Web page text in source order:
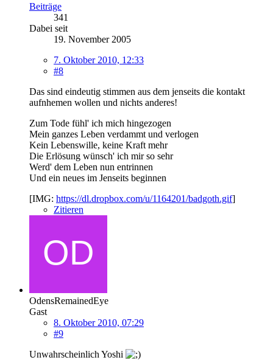
Beiträge
341
Dabei seit
19. November 2005
7. Oktober 2010, 12:33
#8
Das sind eindeutig stimmen aus dem jenseits die kontakt
aufnhemen wollen und nichts anderes!
Zum Tode fühl' ich mich hingezogen
Mein ganzes Leben verdammt und verlogen
Kein Lebenswille, keine Kraft mehr
Die Erlösung wünsch' ich mir so sehr
Werd' dem Leben nun entrinnen
Und ein neues im Jenseits beginnen
[IMG: https://dl.dropbox.com/u/1164201/badgoth.gif]
Zitieren
OdensRemainedEye
Gast
8. Oktober 2010, 07:29
#9
Unwahrscheinlich Yoshi